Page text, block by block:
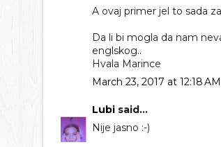
A ovaj primer jel to sada
Da li bi mogla da nam
englskog..
Hvala Marince
March 23, 2017 at 12:18 AM
Lubi said...
Nije jasno :-)